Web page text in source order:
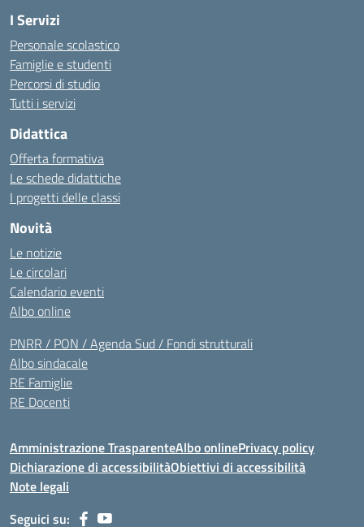
I Servizi
Personale scolastico
Famiglie e studenti
Percorsi di studio
Tutti i servizi
Didattica
Offerta formativa
Le schede didattiche
I progetti delle classi
Novità
Le notizie
Le circolari
Calendario eventi
Albo online
PNRR / PON / Agenda Sud / Fondi strutturali
Albo sindacale
RE Famiglie
RE Docenti
Amministrazione TrasparenteAlbo onlinePrivacy policy
Dichiarazione di accessibilitàObiettivi di accessibilità
Note legali
Seguici su: